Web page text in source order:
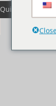
Qui Sommes-